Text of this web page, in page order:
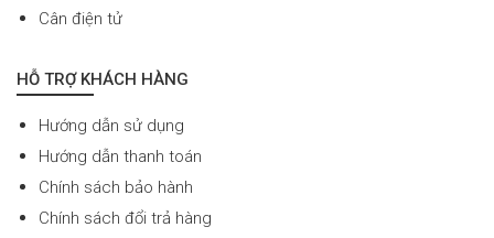
Cân điện tử
HỖ TRỢ KHÁCH HÀNG
Hướng dẫn sử dụng
Hướng dẫn thanh toán
Chính sách bảo hành
Chính sách đổi trả hàng